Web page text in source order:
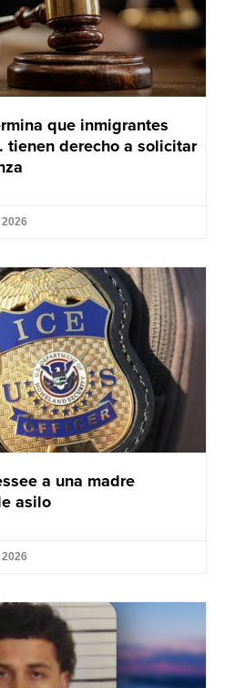
que inmigrantes
tienen derecho a solicitar
a una madre
asilo